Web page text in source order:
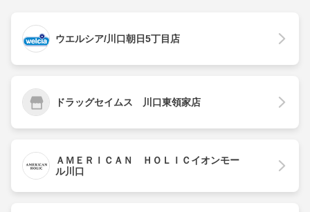
ウエルシア/川口朝日5丁目店
ドラッグセイムス 川口東領家店
ＡＭＥＲＩＣＡＮ ＨＯＬＩＣイオンモー
ル川口